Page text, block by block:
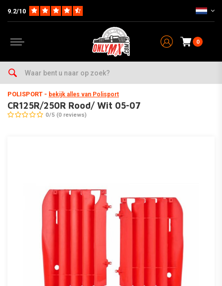
9.2/10
0
Home Parts op Merk & Type
POLISPORT - bekijk alles van Polisport
CR125R/250R Rood/ Wit 05-07
0/5 (0 reviews)